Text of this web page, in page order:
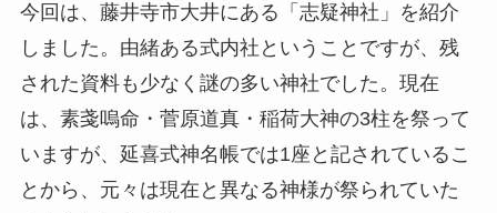
今回は、藤井寺市大井にある「志疑神社」を紹介
しました。由緒ある式内社ということですが、残
された資料も少なく謎の多い神社でした。現在
は、素戔嗚命・菅原道真・稲荷大神の3柱を祭って
いますが、延喜式神名帳では1座と記されているこ
とから、元々は現在と異なる神様が祭られていた